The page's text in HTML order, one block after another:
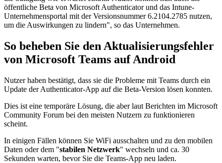
öffentliche Beta von Microsoft Authenticator und das Intune-
Unternehmensportal mit der Versionsnummer 6.2104.2785 nutzen,
um die Auswirkungen zu lindern", so das Unternehmen.
So beheben Sie den Aktualisierungsfehler
von Microsoft Teams auf Android
Nutzer haben bestätigt, dass sie die Probleme mit Teams durch ein
Update der Authenticator-App auf die Beta-Version lösen konnten.
Dies ist eine temporäre Lösung, die aber laut Berichten im Microsoft
Community Forum bei den meisten Nutzern zu funktionieren
scheint.
In einigen Fällen können Sie WiFi ausschalten und zu den mobilen
Daten oder dem "stabilen Netzwerk" wechseln und ca. 30
Sekunden warten, bevor Sie die Teams-App neu laden.